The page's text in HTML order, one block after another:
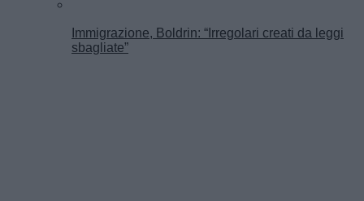
Immigrazione, Boldrin: “Irregolari creati da leggi
sbagliate”